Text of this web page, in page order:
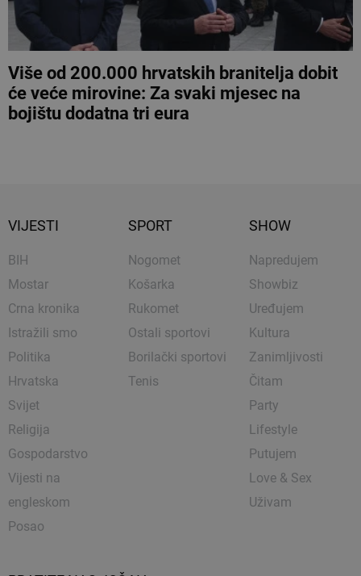
Više od 200.000 hrvatskih branitelja dobit
će veće mirovine: Za svaki mjesec na
bojištu dodatna tri eura
VIJESTI
BIH
Mostar
Crna kronika
Istražili smo
Politika
Hrvatska
Svijet
Religija
Gospodarstvo
Vijesti na
engleskom
Posao
SPORT
Nogomet
Košarka
Rukomet
Ostali sportovi
Borilački sportovi
Tenis
SHOW
Napredujem
Showbiz
Uređujem
Kultura
Zanimljivosti
Čitam
Party
Lifestyle
Putujem
Love & Sex
Uživam